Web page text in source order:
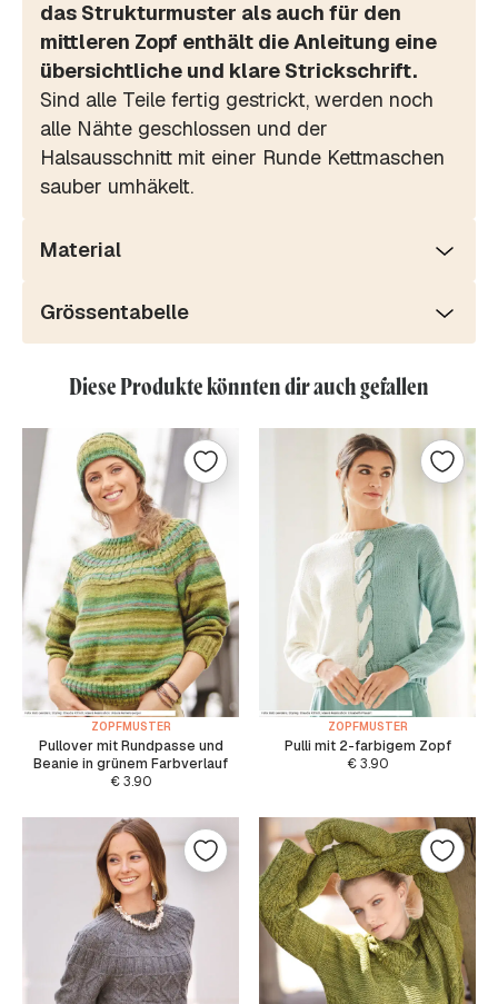
das Strukturmuster als auch für den
mittleren Zopf enthält die Anleitung eine
übersichtliche und klare Strickschrift.
Sind alle Teile fertig gestrickt, werden noch
alle Nähte geschlossen und der
Halsausschnitt mit einer Runde Kettmaschen
sauber umhäkelt.
Material
Grössentabelle
Diese Produkte könnten dir auch gefallen
ZOPFMUSTER
Pullover mit Rundpasse und
Beanie in grünem Farbverlauf
€3.90
ZOPFMUSTER
Pulli mit 2-farbigem Zopf
€3.90